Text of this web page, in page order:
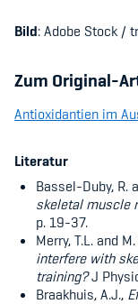
Bild: Adobe Stock /
Zum Original-
Antioxidantien im
Literatur
Bassel-Duby, R.
skeletal muscle
p. 19-37.
Merry, T.L. and
interfere with
training?J
Braakhuis, A.J.,